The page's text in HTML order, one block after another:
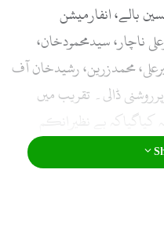
بالے، انفارمیشن
ناچار، سیدمحمودخان،
محمدزرین، رشیدخان آف
ڈالی۔ تقریب میں
بے نظیرانکم
پروگرام سے نکالے گئے 8لاکھ افراد غریب طبقے سے